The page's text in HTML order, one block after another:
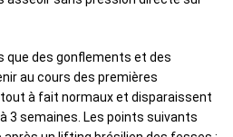
que des gonflements et des
au cours des premières
à fait normaux et disparaissent
3 semaines. Les points suivants